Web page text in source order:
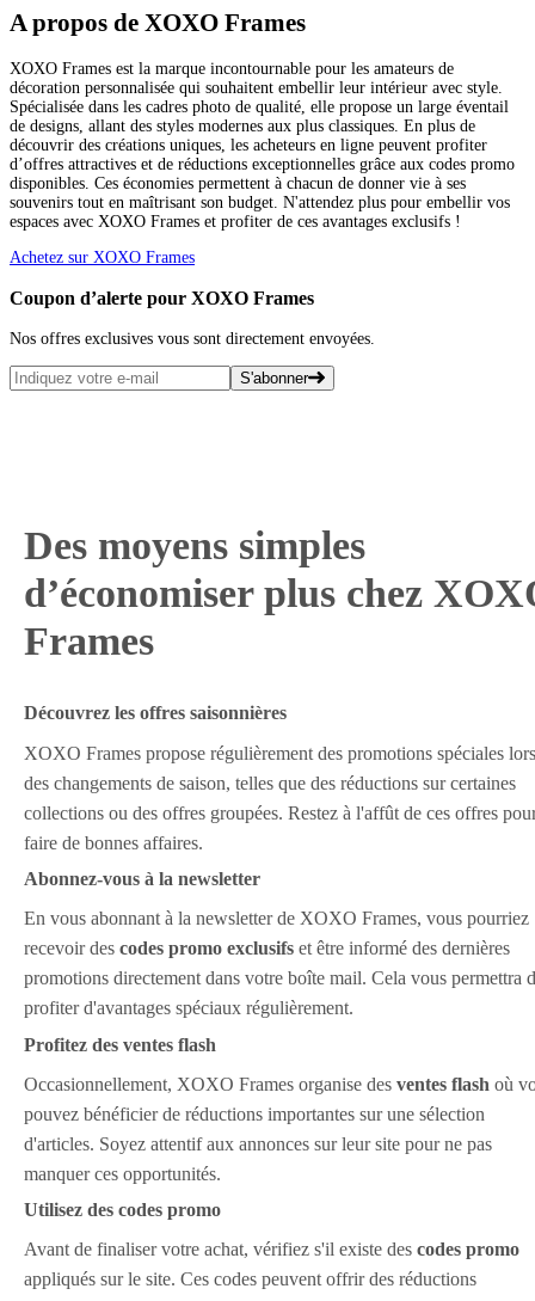
A propos de XOXO Frames
XOXO Frames est la marque incontournable pour les amateurs de
décoration personnalisée qui souhaitent embellir leur intérieur avec style.
Spécialisée dans les cadres photo de qualité, elle propose un large éventail
de designs, allant des styles modernes aux plus classiques. En plus de
découvrir des créations uniques, les acheteurs en ligne peuvent profiter
d’offres attractives et de réductions exceptionnelles grâce aux codes promo
disponibles. Ces économies permettent à chacun de donner vie à ses
souvenirs tout en maîtrisant son budget. N'attendez plus pour embellir vos
espaces avec XOXO Frames et profiter de ces avantages exclusifs !
Achetez sur XOXO Frames
Coupon d’alerte pour XOXO Frames
Nos offres exclusives vous sont directement envoyées.
S'abonner
Des moyens simples
d’économiser plus chez
Frames
Découvrez les offres saisonnières
XOXO Frames propose régulièrement des promotions spéciales lors
des changements de saison, telles que des réductions sur certaines
collections ou des offres groupées. Restez à l'affût de ces offres
faire de bonnes affaires.
Abonnez-vous à la newsletter
En vous abonnant à la newsletter de XOXO Frames, vous pourriez
recevoir des codes promo exclusifs et être informé des dernières
promotions directement dans votre boîte mail. Cela vous permettra
profiter d'avantages spéciaux régulièrement.
Profitez des ventes flash
Occasionnellement, XOXO Frames organise des ventes flash où
pouvez bénéficier de réductions importantes sur une sélection
d'articles. Soyez attentif aux annonces sur leur site pour ne pas
manquer ces opportunités.
Utilisez des codes promo
Avant de finaliser votre achat, vérifiez s'il existe des codes promo
appliqués sur le site. Ces codes peuvent offrir des réductions